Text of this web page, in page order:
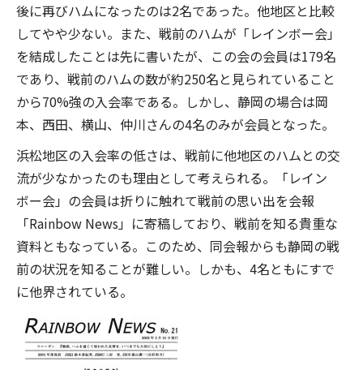
後に再びハムになったのは2名であった。他地区と比較
してやや少ない。また、戦前のハムが「レインボー会」
を結成したことは先に書いたが、この会の会員は179名
であり、戦前のハムの数が約250名と見られていること
から70%強の入会率である。しかし、静岡の場合は岡
本、西田、横山、仲川さんの4名のみが会員となった。
浜松地区の入会率の低さは、戦前に他地区のハムとの交
流が少なかったのも理由として考えられる。「レイン
ボー会」の会員は折りに触れて戦前の思い出を会報
「Rainbow News」に寄稿しており、戦前を知る貴重な
資料ともなっている。このため、同会報からも静岡の戦
前の状況を知ることが難しい。しかも、4名ともにすで
に他界されている。